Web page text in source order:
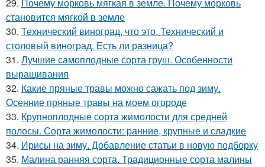
становится мягкой в земле
30. Технический виноград, что это. Технический и
столовый виноград. Есть ли разница?
31. Лучшие самоплодные сорта груш. Особенности
выращивания
32. Какие пряные травы можно сажать под зиму.
Осенние пряные травы на моем огороде
33. Крупноплодные сорта жимолости для средней
полосы. Сорта жимолости: ранние, крупные и сладкие
34. Ирисы на зиму. Добавление статьи в новую подборку
35. Малина ранняя сорта. Традиционные сорта малины